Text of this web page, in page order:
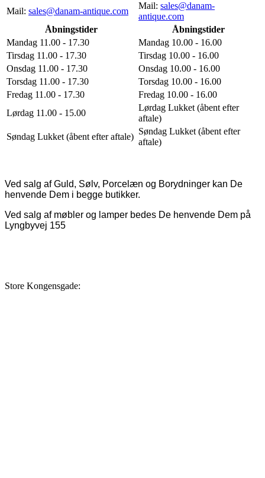
Mail: sales@danam-antique.com
Mail: sales@danam-
antique.com
Åbningstider
Åbningstider
Mandag 11.00 - 17.30
Mandag 10.00 - 16.00
Tirsdag 11.00 - 17.30
Tirsdag 10.00 - 16.00
Onsdag 11.00 - 17.30
Onsdag 10.00 - 16.00
Torsdag 11.00 - 17.30
Torsdag 10.00 - 16.00
Fredag 11.00 - 17.30
Fredag 10.00 - 16.00
Lørdag 11.00 - 15.00
Lørdag Lukket (åbent efter
aftale)
Søndag Lukket (åbent efter aftale)
Søndag Lukket (åbent efter
aftale)
Ved salg af Guld, Sølv, Porcelæn og Borydninger kan De
henvende Dem i begge butikker.
Ved salg af møbler og lamper bedes De henvende Dem på
Lyngbyvej 155
Store Kongensgade: